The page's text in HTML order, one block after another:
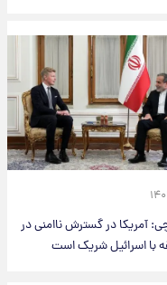
۱/۹
آمریکا در گسترش ناامنی در
با اسرائیل شریک است